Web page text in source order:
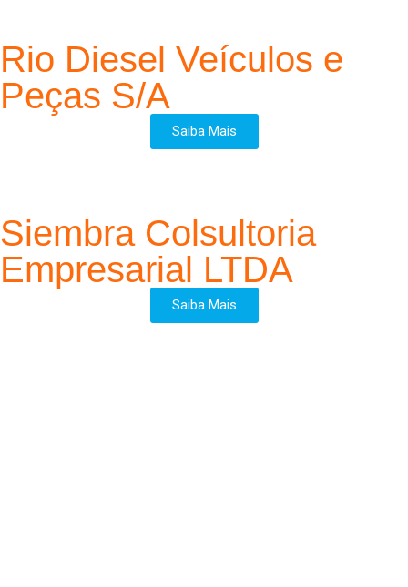
Rio Diesel Veículos e
Peças S/A
Saiba Mais
Siembra Colsultoria
Empresarial LTDA
Saiba Mais